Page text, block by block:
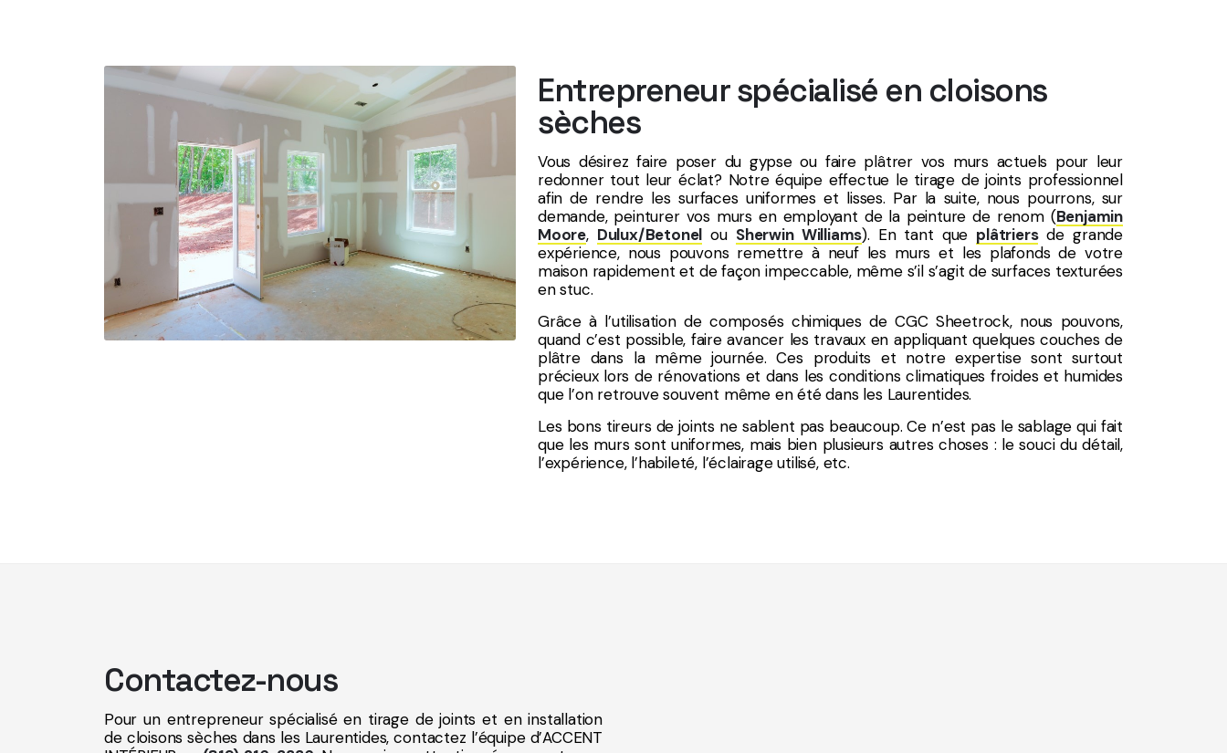
Entrepreneur spécialisé en cloisons
sèches
Vous désirez faire poser du gypse ou faire plâtrer vos murs actuels pour leur
redonner tout leur éclat? Notre équipe effectue le tirage de joints professionnel
afin de rendre les surfaces uniformes et lisses. Par la suite, nous pourrons, sur
demande, peinturer vos murs en employant de la peinture de renom (Benjamin
Moore, Dulux/Betonel ou Sherwin Williams). En tant que plâtriersde grande
expérience, nous pouvons remettre à neuf les murs et les plafonds de votre
maison rapidement et de façon impeccable, même s’il s’agit de surfaces texturées
en stuc.
Grâce à l’utilisation de composés chimiques de CGC Sheetrock, nous pouvons,
quand c’est possible, faire avancer les travaux en appliquant quelques couches de
plâtre dans la même journée. Ces produits et notre expertise sont surtout
précieux lors de rénovations et dans les conditions climatiques froides et humides
que l’on retrouve souvent même en été dans les Laurentides.
Les bons tireurs de joints ne sablent pas beaucoup. Ce n’est pas le sablage qui fait
que les murs sont uniformes, mais bien plusieurs autres choses : le souci du détail,
l’expérience, l’habileté, l’éclairage utilisé, etc.
Contactez-nous
Pour un entrepreneur spécialisé en tirage de joints et en installation
de cloisons sèches dans les Laurentides, contactez l’équipe d’ACCENT